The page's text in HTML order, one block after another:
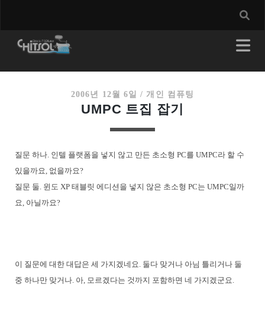
2006년 12월 6일 / 개인 컴퓨팅
UMPC 트집 잡기
질문 하나. 인텔 플랫폼을 넣지 않고 만든 초소형 PC를 UMPC라 할 수
있을까요, 없을까요?
질문 둘. 윈도 XP 태블릿 에디션을 넣지 않은 초소형 PC는 UMPC일까
요, 아닐까요?
이 질문에 대한 대답은 세 가지겠네요. 둘다 맞거나 아님 틀리거나 둘
중 하나만 맞거나. 아, 모르겠다는 것까지 포함하면 네 가지겠군요.